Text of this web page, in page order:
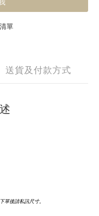
單
送貨及付款方式
單後請私訊尺寸。